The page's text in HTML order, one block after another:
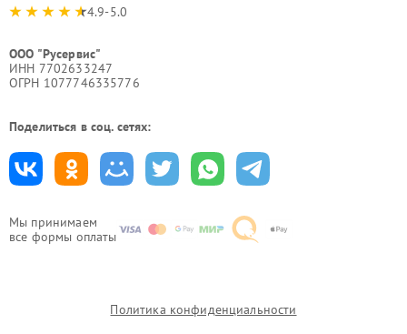
Мы принимаем
все формы оплаты
4.9-5.0
ООО "Русервис"
ИНН 7702633247
ОГРН 1077746335776
Поделиться в соц. сетях:
Политика конфиденциальности